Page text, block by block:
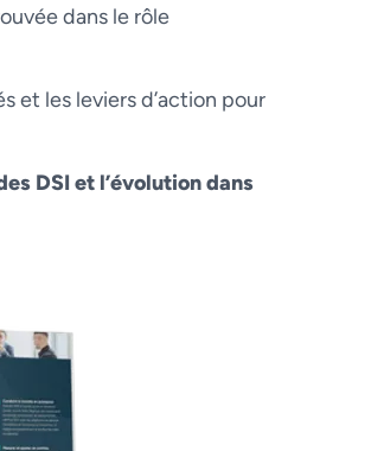
dans le rôle
et les leviers d’action pour
DSI et l’évolution dans